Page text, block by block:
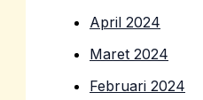
April 2024
Maret 2024
Februari 2024